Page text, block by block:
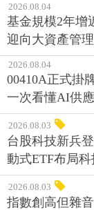
2026.08.04
基金規模2年增
迎向大資產管
2026.08.04
00410A正式掛
一次看懂AI供
2026.08.03
台股科技新兵
動式ETF布局
2026.08.03
指數創高但雜